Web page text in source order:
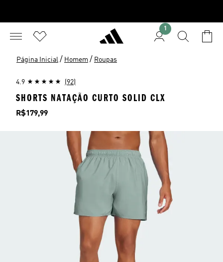
1
Página Inicial / Homem / Roupas
4.9 (92)
SHORTS NATAÇÃO CURTO SOLID CLX
Preço
R$179,99